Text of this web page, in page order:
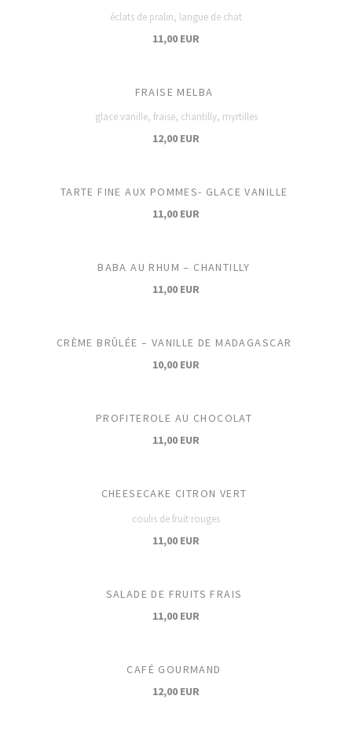
éclats de pralin, langue de chat
11,00 EUR
FRAISE MELBA
glace vanille, fraise, chantilly, myrtilles
12,00 EUR
TARTE FINE AUX POMMES- GLACE VANILLE
11,00 EUR
BABA AU RHUM – CHANTILLY
11,00 EUR
CRÈME BRÛLÉE – VANILLE DE MADAGASCAR
10,00 EUR
PROFITEROLE AU CHOCOLAT
11,00 EUR
CHEESECAKE CITRON VERT
coulis de fruit rouges
11,00 EUR
SALADE DE FRUITS FRAIS
11,00 EUR
CAFÉ GOURMAND
12,00 EUR